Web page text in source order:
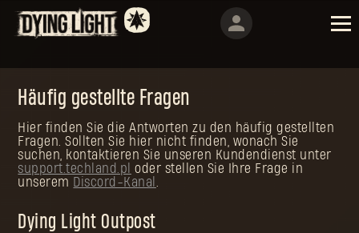
Häufig gestellte Fragen
Hier finden Sie die Antworten zu den häufig gestellten
Fragen. Sollten Sie hier nicht finden, wonach Sie
suchen, kontaktieren Sie unseren Kundendienst unter
support.techland.pl oder stellen Sie Ihre Frage in
unserem Discord-Kanal
Dying Light Outpost